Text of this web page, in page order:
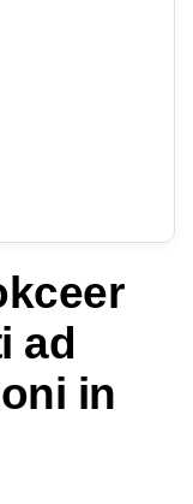
ad
in